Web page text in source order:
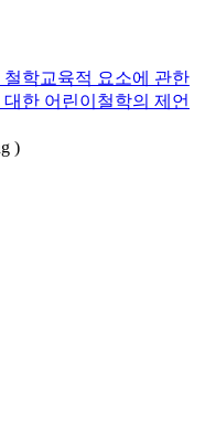
학교육적 요소에 관한
한 어린이철학의 제언
)